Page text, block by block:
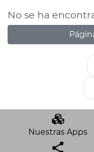
No se ha
Nuestras Apps